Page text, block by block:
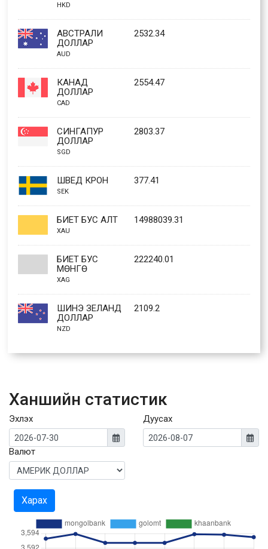
HKD
АВСТРАЛИ
ДОЛЛАР
AUD
2532.34
КАНАД
ДОЛЛАР
CAD
2554.47
СИНГАПУР
ДОЛЛАР
SGD
2803.37
ШВЕД КРОН
SEK
377.41
БИЕТ БУС АЛТ
XAU
14988039.31
БИЕТ БУС
МӨНГӨ
XAG
222240.01
ШИНЭ ЗЕЛАНД
ДОЛЛАР
NZD
2109.2
Ханшийн статистик
Эхлэх Дуусах
Валют
Харах